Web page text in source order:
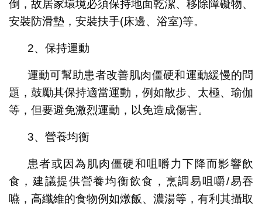
倒，故居家環境必須保持地面乾潔、移除障礙物、
安裝防滑墊，安裝扶手(床邊、浴室)等。
2、保持運動
運動可幫助患者改善肌肉僵硬和運動緩慢的問
題，鼓勵其保持適當運動，例如散步、太極、瑜伽
等，但要避免激烈運動，以免造成傷害。
3、營養均衡
患者或因為肌肉僵硬和咀嚼力下降而影響飲
食，建議提供營養均衡飲食，烹調易咀嚼/易吞
嚥，高纖維的食物例如燉飯、濃湯等，有利其攝取